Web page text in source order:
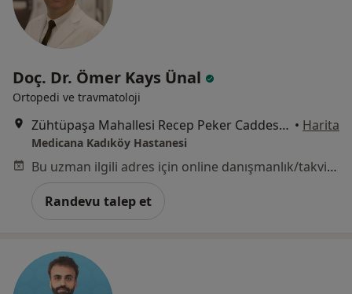
Doç. Dr. Ömer Kays Ünal
Ortopedi ve travmatoloji
Zühtüpaşa Mahallesi Recep Peker Caddesi No:11, Kadıköy • Harita
Medicana Kadıköy Hastanesi
Bu uzman ilgili adres için online danışmanlık/takvim sunmuyor.
Randevu talep et